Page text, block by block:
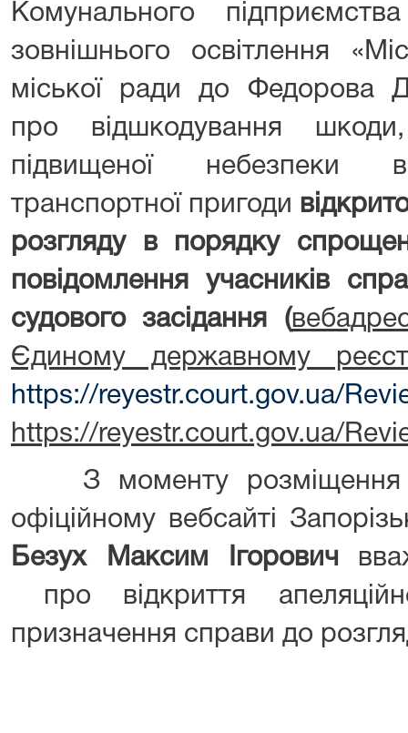
Комунального
зовнішнього освітлення
міської ради до Федорова
про відшкодування
підвищеної небезпеки
транспортної пригоди
розгляду в порядку
повідомлення учасників
судового засідання (
Єдиному державному
https://reyestr.court.gov.ua/
https://reyestr.court.gov.ua/
З моменту розміщення
офіційному вебсайті
Безух Максим Ігорович
про відкриття
призначення справи до